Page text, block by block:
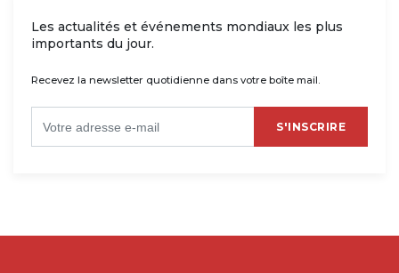
Les actualités et événements mondiaux les plus
importants du jour.
Recevez la newsletter quotidienne dans votre boîte mail.
S'INSCRIRE